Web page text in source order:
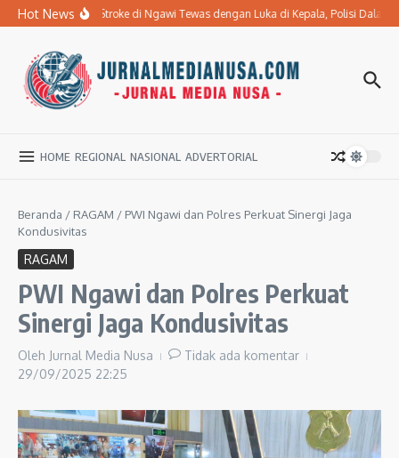
Lewati ke konten
Hot News
Ibu Penderita Stroke di Ngawi Tewas dengan Luka di Kepala, Polisi Dalami
HOME REGIONAL NASIONAL ADVERTORIAL
Beranda / RAGAM / PWI Ngawi dan Polres Perkuat Sinergi Jaga
Kondusivitas
RAGAM
PWI Ngawi dan Polres Perkuat
Sinergi Jaga Kondusivitas
Oleh Jurnal Media Nusa
Tidak ada komentar
29/09/2025 22:25